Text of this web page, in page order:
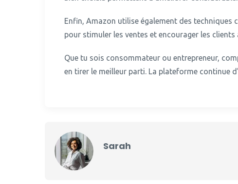
Enfin, Amazon utilise également des techniques
pour stimuler les ventes et encourager les
Que tu sois consommateur ou entrepreneur,
en tirer le meilleur parti. La plateforme continue
Sarah